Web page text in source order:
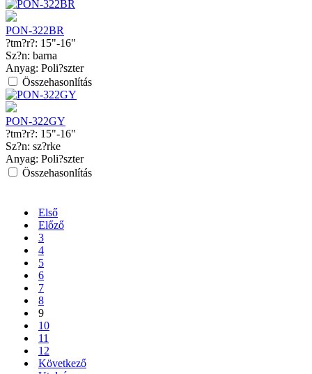
PON-322BR
?tm?r?: 15"-16"
Sz?n: barna
Anyag: Poli?szter
Összehasonlítás
PON-322GY
?tm?r?: 15"-16"
Sz?n: sz?rke
Anyag: Poli?szter
Összehasonlítás
Első
Előző
3
4
5
6
7
8
9
10
11
12
Következő